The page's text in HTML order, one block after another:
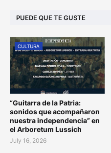
PUEDE QUE TE GUSTE
CULTURA
“Guitarra de la Patria:
sonidos que acompañaron
nuestra independencia” en
el Arboretum Lussich
July 16, 2026